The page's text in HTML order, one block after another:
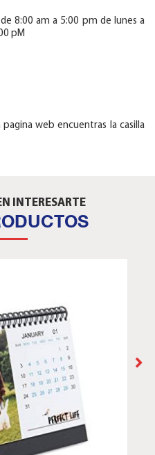
8:00 am a 5:00 pm de lunes a
pM
web encuentras la casilla
INTERESARTE